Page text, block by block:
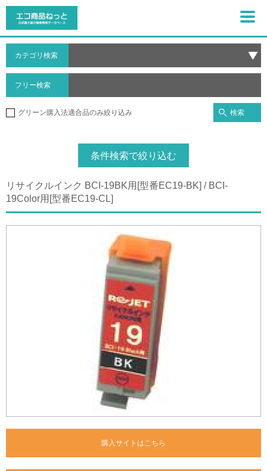
カテゴリ検索
フリー検索
グリーン購入法適合品のみ絞り込み 検索
条件検索で絞り込む
リサイクルインク BCI-19BK用[型番EC19-BK] / BCI-
19Color用[型番EC19-CL]
購入サイトはこちら